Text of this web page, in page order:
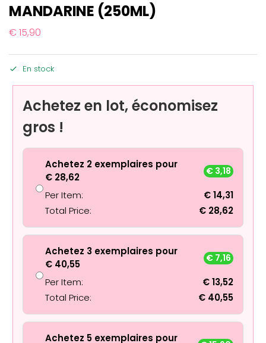
MANDARINE (250ML)
€15,90
En stock
Achetez en lot, économisez
gros !
Achetez 2 exemplaires pour
€ 28,62
€ 3,18
Per Item: €14,31
Total Price:
€ 28,62
Achetez 3 exemplaires pour
€ 40,55
€ 7,16
Per Item: €13,52
Total Price:
€ 40,55
Achetez 5 exemplaires pour